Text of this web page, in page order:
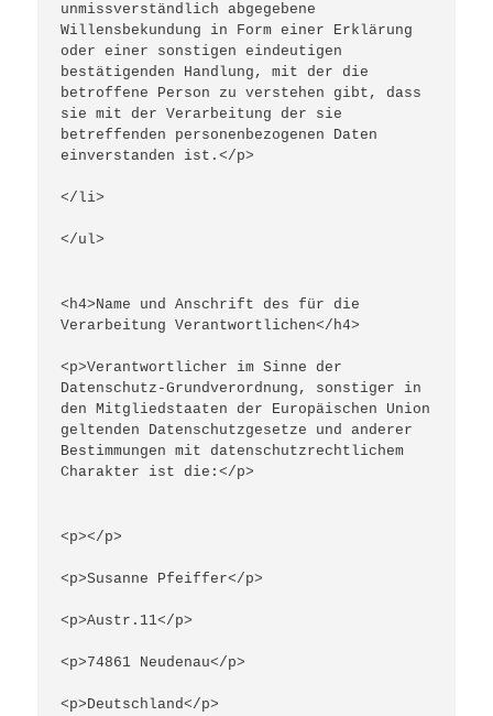
unmissverständlich abgegebene
Willensbekundung in Form einer Erklärung
oder einer sonstigen eindeutigen
bestätigenden Handlung, mit der die
betroffene Person zu verstehen gibt, dass
sie mit der Verarbeitung der sie
betreffenden personenbezogenen Daten
einverstanden ist.</p>
</li>
</ul>
<h4>Name und Anschrift des für die
Verarbeitung Verantwortlichen</h4>
<p>Verantwortlicher im Sinne der
Datenschutz-Grundverordnung, sonstiger in
den Mitgliedstaaten der Europäischen Union
geltenden Datenschutzgesetze und anderer
Bestimmungen mit datenschutzrechtlichem
Charakter ist die:</p>
<p></p>
<p>Susanne Pfeiffer</p>
<p>Austr.11</p>
<p>74861 Neudenau</p>
<p>Deutschland</p>